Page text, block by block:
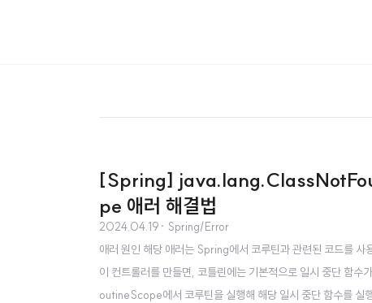
[Spring]
pe 애러 해결법
2024.04.19 · Spring/Error
애러 원인 해당 애러는 Spring에서 코루틴과 관련된 코드를
이 컨트롤러를 만들면, 코틀린에는 기본적으로 일시 중단 함
outineScope에서 코루틴을 실행해 해당 일시 중단 함수를